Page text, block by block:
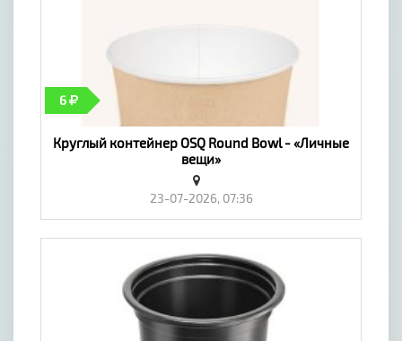
6
Круглый контейнер OSQ Round Bowl - «Личные
вещи»
23-07-2026, 07:36